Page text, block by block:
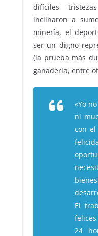
difíciles,
inclinaron a
minería, el
ser un digno
(la prueba más
ganadería, entre
«Yo
ni
con
El
24